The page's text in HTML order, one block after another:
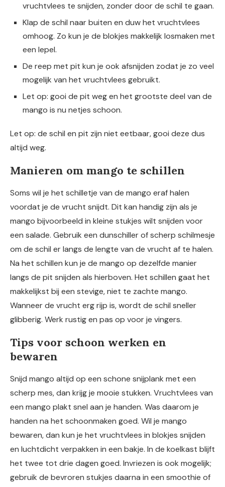
vruchtvlees te snijden, zonder door de schil te gaan.
Klap de schil naar buiten en duw het vruchtvlees
omhoog. Zo kun je de blokjes makkelijk losmaken met
een lepel.
De reep met pit kun je ook afsnijden zodat je zo veel
mogelijk van het vruchtvlees gebruikt.
Let op: gooi de pit weg en het grootste deel van de
mango is nu netjes schoon.
Let op: de schil en pit zijn niet eetbaar, gooi deze dus
altijd weg.
Manieren om mango te schillen
Soms wil je het schilletje van de mango eraf halen
voordat je de vrucht snijdt. Dit kan handig zijn als je
mango bijvoorbeeld in kleine stukjes wilt snijden voor
een salade. Gebruik een dunschiller of scherp schilmesje
om de schil er langs de lengte van de vrucht af te halen.
Na het schillen kun je de mango op dezelfde manier
langs de pit snijden als hierboven. Het schillen gaat het
makkelijkst bij een stevige, niet te zachte mango.
Wanneer de vrucht erg rijp is, wordt de schil sneller
glibberig. Werk rustig en pas op voor je vingers.
Tips voor schoon werken en
bewaren
Snijd mango altijd op een schone snijplank met een
scherp mes, dan krijg je mooie stukken. Vruchtvlees van
een mango plakt snel aan je handen. Was daarom je
handen na het schoonmaken goed. Wil je mango
bewaren, dan kun je het vruchtvlees in blokjes snijden
en luchtdicht verpakken in een bakje. In de koelkast blijft
het twee tot drie dagen goed. Invriezen is ook mogelijk;
gebruik de bevroren stukjes daarna in een smoothie of